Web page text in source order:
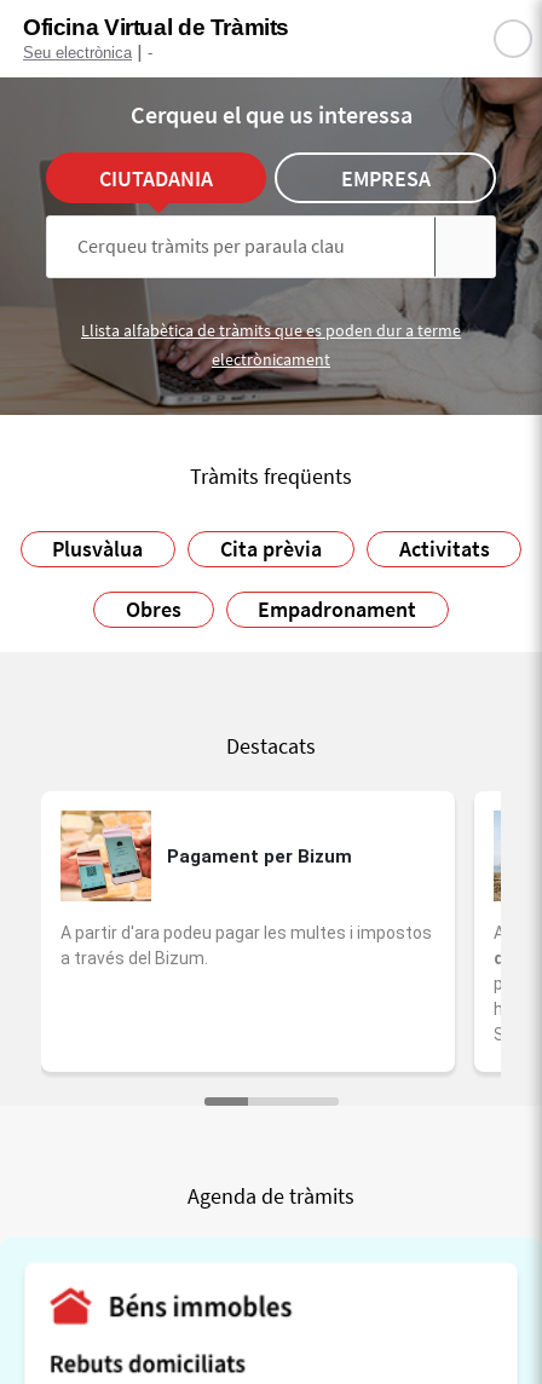
Oficina Virtual de Tràmits
Seu electrònica | -
Cerqueu el que us interessa
CIUTADANIA EMPRESA
Llista alfabètica de tràmits que es poden dur a terme
electrònicament
Tràmits freqüents
Plusvàlua Cita prèvia Activitats
Obres Empadronament
Destacats
Pagament per Bizum
A partir d'ara podeu pagar les multes i impostos
a través del Bizum.
A
de
per
Agenda de tràmits